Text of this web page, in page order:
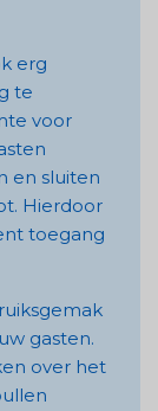
erg
te
voor
en sluiten
Hierdoor
toegang
gasten.
over het